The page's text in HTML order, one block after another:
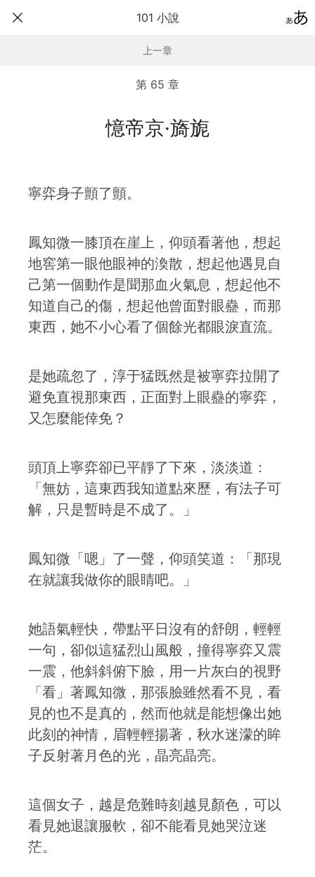
101 小說
上一章
第 65 章
憶帝京·旖旎
寧弈身子顫了顫。
鳳知微一膝頂在崖上，仰頭看著他，想起
地窖第一眼他眼神的渙散，想起他遇見自
己第一個動作是聞那血火氣息，想起他不
知道自己的傷，想起他曾面對眼蠱，而那
東西，她不小心看了個餘光都眼淚直流。
是她疏忽了，淳于猛既然是被寧弈拉開了
避免直視那東西，正面對上眼蠱的寧弈，
又怎麼能倖免？
頭頂上寧弈卻已平靜了下來，淡淡道：
「無妨，這東西我知道點來歷，有法子可
解，只是暫時是不成了。」
鳳知微「嗯」了一聲，仰頭笑道：「那現
在就讓我做你的眼睛吧。」
她語氣輕快，帶點平日沒有的舒朗，輕輕
一句，卻似這猛烈山風般，撞得寧弈又震
一震，他斜斜俯下臉，用一片灰白的視野
「看」著鳳知微，那張臉雖然看不見，看
見的也不是真的，然而他就是能想像出她
此刻的神情，眉輕輕揚著，秋水迷濛的眸
子反射著月色的光，晶亮晶亮。
這個女子，越是危難時刻越見顏色，可以
看見她退讓服軟，卻不能看見她哭泣迷
茫。